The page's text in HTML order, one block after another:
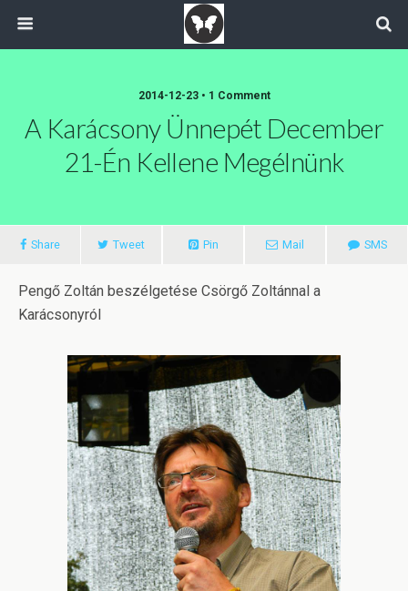
2014-12-23 • 1 Comment
A Karácsony Ünnepét December
21-Én Kellene Megélnünk
Share Tweet Pin Mail SMS
Pengő Zoltán beszélgetése Csörgő Zoltánnal a
Karácsonyról